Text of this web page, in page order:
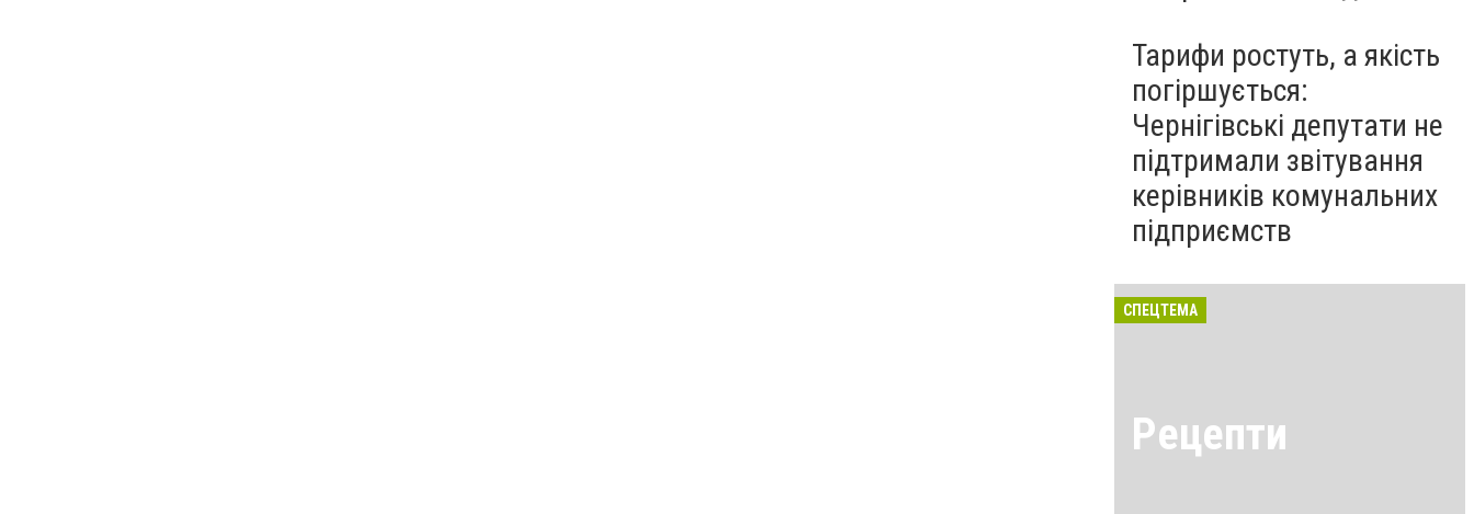
Тарифи ростуть, а якість
погіршується:
Чернігівські депутати не
підтримали звітування
керівників комунальних
підприємств
СПЕЦТЕМА
Рецепти